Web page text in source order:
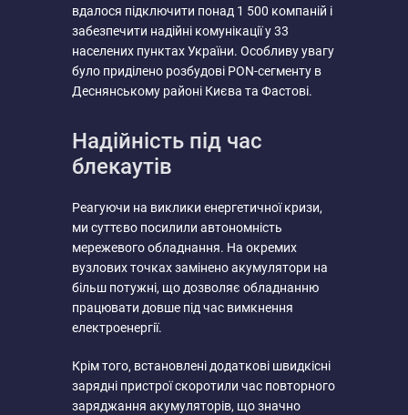
вдалося підключити понад 1 500 компаній і
забезпечити надійні комунікації у 33
населених пунктах України. Особливу увагу
було приділено розбудові PON-сегменту в
Деснянському районі Києва та Фастові.
Надійність під час
блекаутів
Реагуючи на виклики енергетичної кризи,
ми суттєво посилили автономність
мережевого обладнання. На окремих
вузлових точках замінено акумулятори на
більш потужні, що дозволяє обладнанню
працювати довше під час вимкнення
електроенергії.
Крім того, встановлені додаткові швидкісні
зарядні пристрої скоротили час повторного
заряджання акумуляторів, що значно